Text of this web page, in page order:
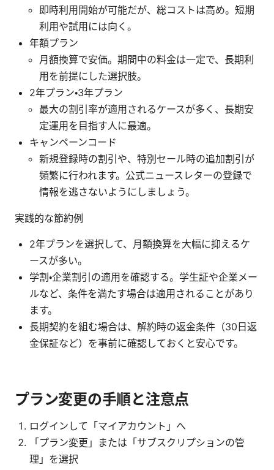
即時利用開始が可能だが、総コストは高め。短期
利用や試用には向く。
年額プラン
月額換算で安価。期間中の料金は一定で、長期利
用を前提にした選択肢。
2年プラン・3年プラン
最大の割引率が適用されるケースが多く、長期安
定運用を目指す人に最適。
キャンペーンコード
新規登録時の割引や、特別セール時の追加割引が
頻繁に行われます。公式ニュースレターの登録で
情報を逃さないようにしましょう。
実践的な節約例
2年プランを選択して、月額換算を大幅に抑えるケ
ースが多い。
学割・企業割引の適用を確認する。学生証や企業メー
ルなど、条件を満たす場合は適用されることがあり
ます。
長期契約を組む場合は、解約時の返金条件（30日返
金保証など）を事前に確認しておくと安心です。
プラン変更の手順と注意点
ログインして「マイアカウント」へ
「プラン変更」または「サブスクリプションの管
理」を選択